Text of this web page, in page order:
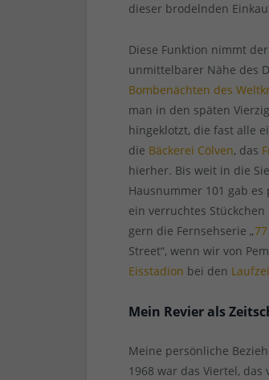
dieser brodelnden
Diese Funktion nimmt
unmittelbarer Nähe des
Bombenächten des
man in den späten
hingeklotzt, die fast alle
die Bäckerei Cölven, das
hierher. Bis weit in die
Hausnummer 101 gab
ein verruchtes
gern die Fernsehserie „
Street“, wenn wir von
Eisstadion bei den
Mein Revier als
Meine persönliche
1968 war das Viertel,